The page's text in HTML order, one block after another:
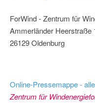
ForWind - Zentrum für
Ammerländer Heerstraße
26129 Oldenburg
Online-Pressemappe -
Zentrum für